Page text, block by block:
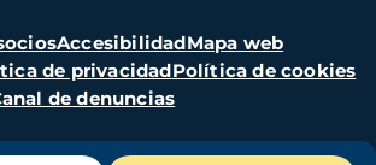
AccesibilidadMapa web
de privacidadPolítica de cookies
de denuncias